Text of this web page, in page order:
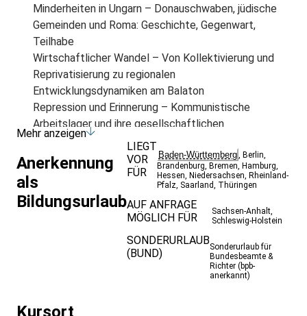
Minderheiten in Ungarn – Donauschwaben, jüdische
Gemeinden und Roma: Geschichte, Gegenwart,
Teilhabe
Wirtschaftlicher Wandel – Von Kollektivierung und
Reprivatisierung zu regionalen
Entwicklungsdynamiken am Balaton
Repression und Erinnerung – Kommunistische
Arbeitslager und ihre gesellschaftlichen
Nachwirkungen
Religion und Identität – Der Benediktinerorden in
Tihany und regionale Prägungen
Ungarn heute – Zwischen Europäischer Union,
demokratischen Institutionen und System Orban
Vergleichsperspektive – Ungarn und Deutschland im
Wir beginnen und beenden den Bildungsurlaub in
Bildungsurlaubs werden per Bus/Bahn zurückgelegt
Mehr anzeigen
Anerkennung
als
Bildungsurlaub
LIEGT
VOR
FÜR
Baden-Württemberg, Berlin,
Brandenburg, Bremen, Hamburg,
Hessen, Niedersachsen, Rheinland-
Pfalz, Saarland, Thüringen
AUF ANFRAGE
MÖGLICH FÜR
Sachsen-Anhalt,
Schleswig-Holstein
SONDERURLAUB
(BUND)
Sonderurlaub für
Bundesbeamte &
Richter (bpb-
anerkannt)
Kursort